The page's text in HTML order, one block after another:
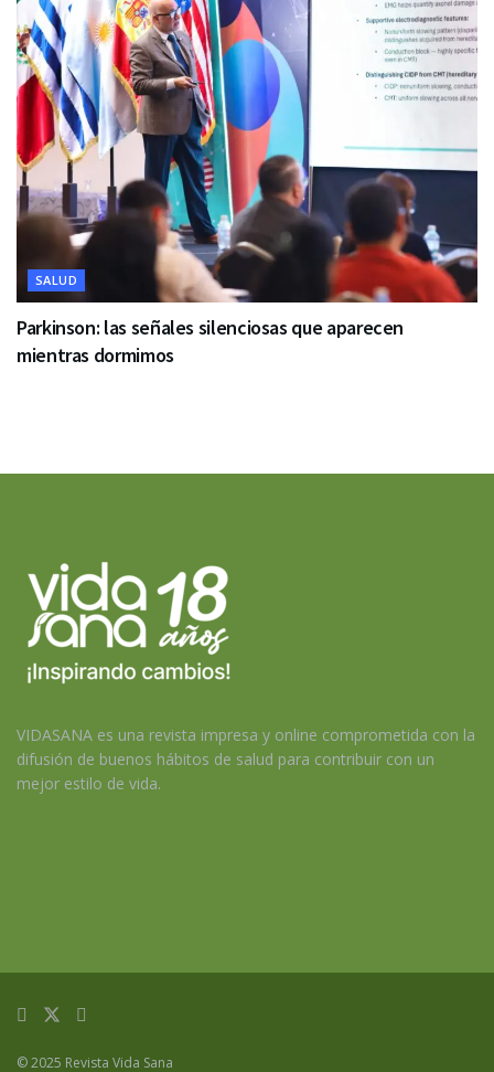
SALUD
Parkinson: las señales silenciosas que aparecen
mientras dormimos
VIDASANA es una revista impresa y online comprometida con la
difusión de buenos hábitos de salud para contribuir con un
mejor estilo de vida.
© 2025 Revista Vida Sana